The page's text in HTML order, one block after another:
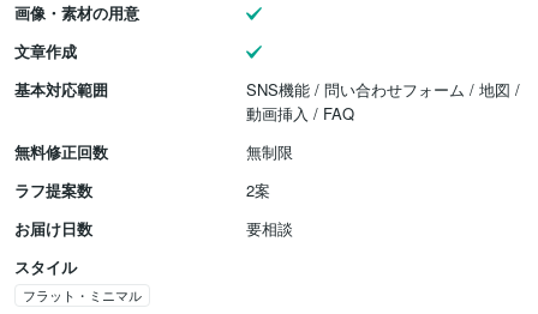
画像・素材の用意
文章作成
基本対応範囲
SNS機能 / 問い合わせフォーム / 地図 /
動画挿入 / FAQ
無料修正回数
無制限
ラフ提案数
2案
お届け日数
要相談
スタイル
フラット・ミニマル